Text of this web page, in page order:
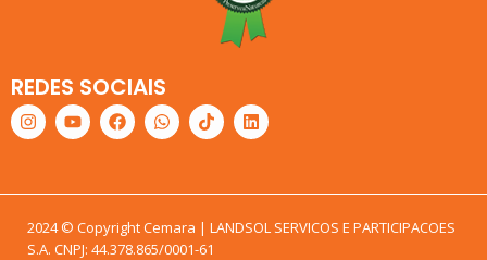
REDES SOCIAIS
2024 © Copyright Cemara | LANDSOL SERVICOS E PARTICIPACOES
S.A. CNPJ: 44.378.865/0001-61